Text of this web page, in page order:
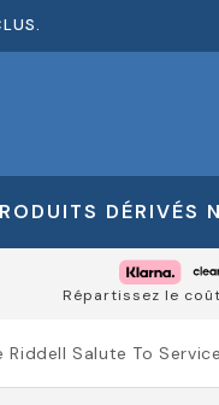
DÉRIVÉS
Répartissez le
Riddell Salute To